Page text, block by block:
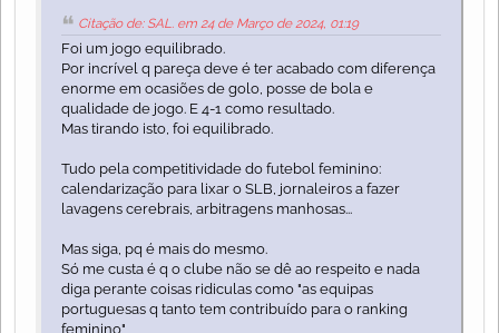
Citação de: SAL. em 24 de Março de 2024, 01:19
Foi um jogo equilibrado.
Por incrível q pareça deve é ter acabado com diferença
enorme em ocasiões de golo, posse de bola e
qualidade de jogo. E 4-1 como resultado.
Mas tirando isto, foi equilibrado.
Tudo pela competitividade do futebol feminino:
calendarização para lixar o SLB, jornaleiros a fazer
lavagens cerebrais, arbitragens manhosas...
Mas siga, pq é mais do mesmo.
Só me custa é q o clube não se dê ao respeito e nada
diga perante coisas ridiculas como "as equipas
portuguesas q tanto tem contribuído para o ranking
feminino"